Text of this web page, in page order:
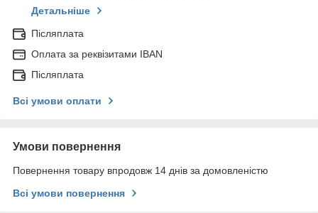
Детальніше
Післяплата
Оплата за реквізитами IBAN
Післяплата
Всі умови оплати
Умови повернення
Повернення товару впродовж 14 днів за домовленістю
Всі умови повернення